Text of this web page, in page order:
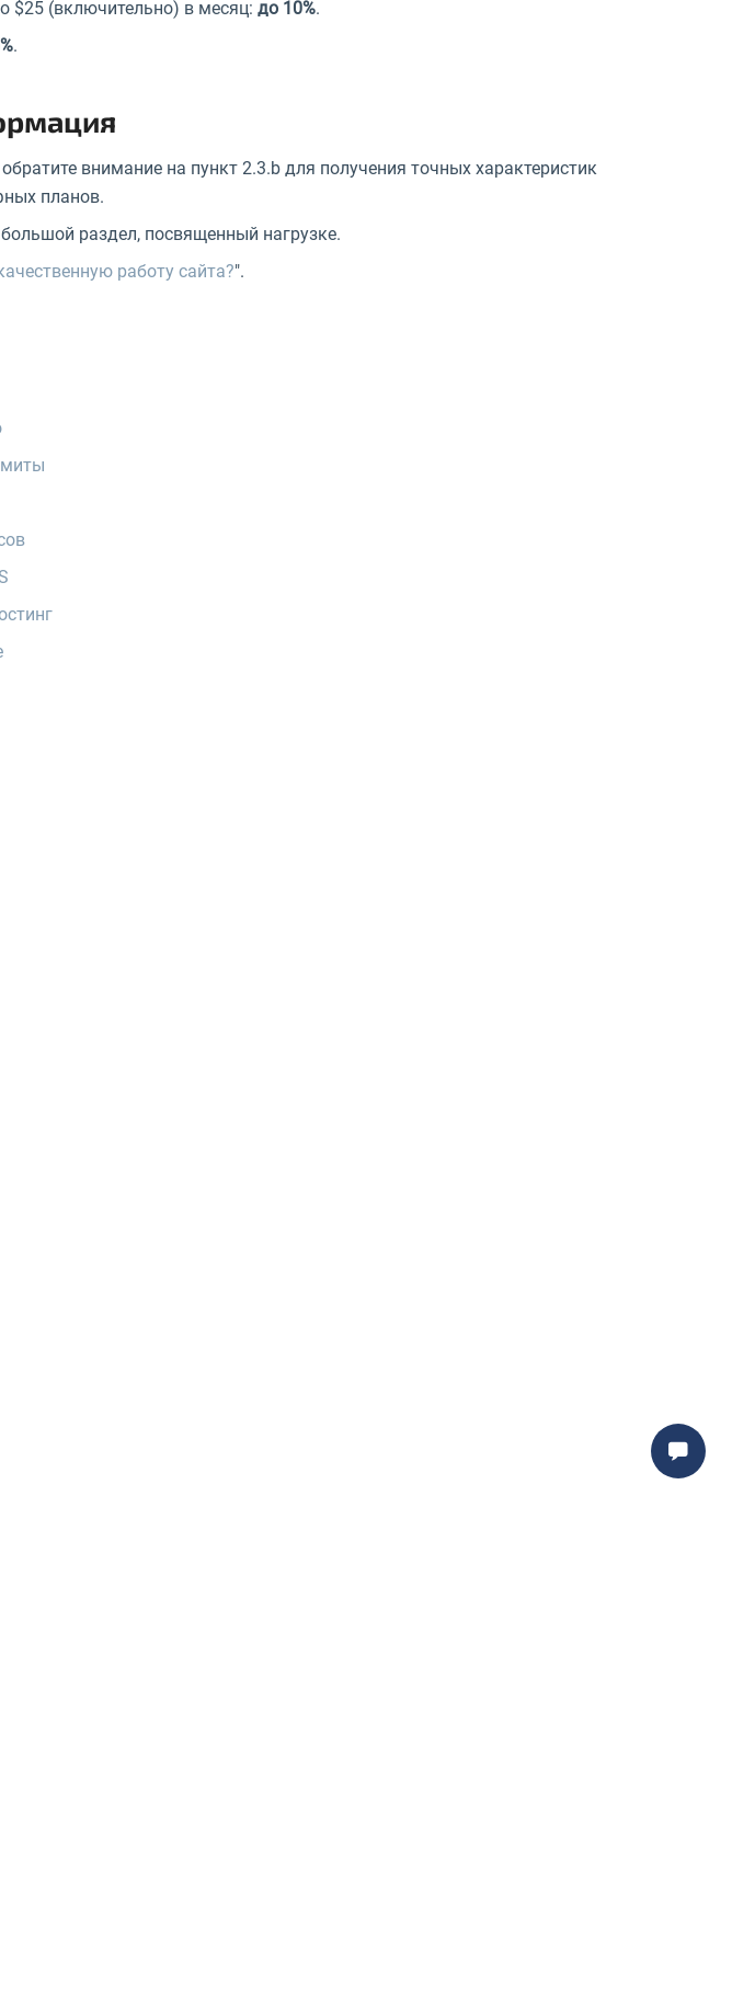
$25 (включительно) в месяц: до 10%.
.
обратите внимание на пункт 2.3.b для получения точных характеристик
планов.
раздел, посвященный нагрузке.
работу сайта?".